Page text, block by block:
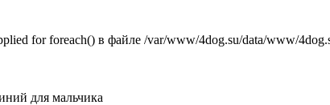
for foreach() в файле /var/www/4dog.su/data/www/
для мальчика